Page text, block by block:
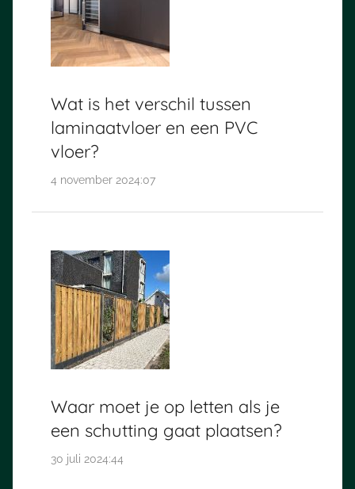
Wat is het verschil tussen
laminaatvloer en een PVC
vloer?
4 november 2024:07
Waar moet je op letten als je
een schutting gaat plaatsen?
30 juli 2024:44